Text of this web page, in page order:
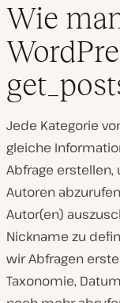
Wie
Jede Kategorie
gleiche
Abfrage erstellen,
Autoren
Autor(en)
Nickname zu
wir Abfragen
Taxonomie,